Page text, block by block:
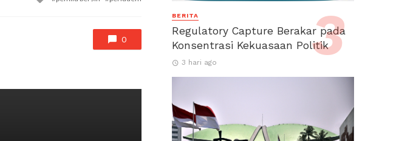
0
BERITA
Regulatory Capture Berakar pada
Konsentrasi Kekuasaan Politik
3 hari ago